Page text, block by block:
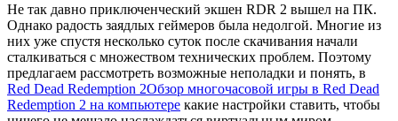
Не так давно приключенческий экшен RDR 2 вышел на ПК.
Однако радость заядлых геймеров была недолгой. Многие из
них уже спустя несколько суток после скачивания начали
сталкиваться с множеством технических проблем. Поэтому
предлагаем рассмотреть возможные неполадки и понять, в
Red Dead Redemption 2Обзор многочасовой игры в Red Dead
Redemption 2 на компьютере какие настройки ставить, чтобы